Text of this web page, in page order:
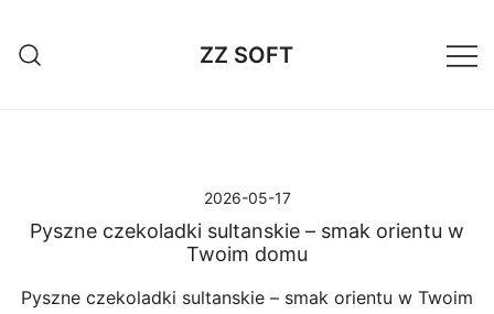
treści
ZZ SOFT
2026-05-17
Pyszne czekoladki sultanskie – smak orientu w
Twoim domu
Pyszne czekoladki sultanskie – smak orientu w Twoim